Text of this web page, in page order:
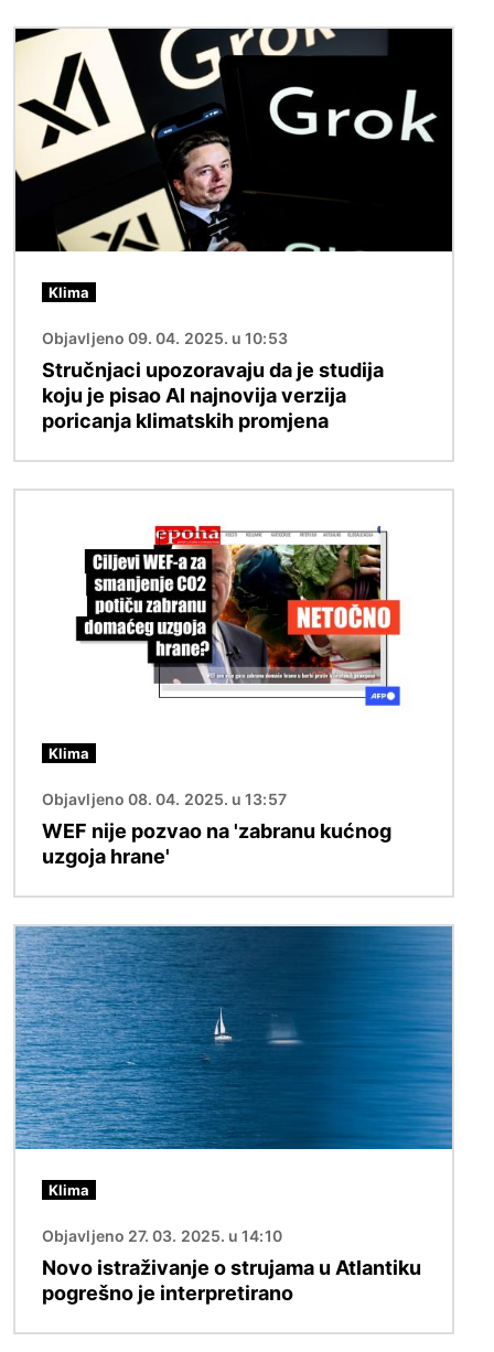
Slika
Klima
Objavljeno 09. 04. 2025. u 10:53
Stručnjaci upozoravaju da je studija
koju je pisao AI najnovija verzija
poricanja klimatskih promjena
Klima
Objavljeno 08. 04. 2025. u 13:57
WEF nije pozvao na 'zabranu kućnog
uzgoja hrane'
Slika
Klima
Objavljeno 27. 03. 2025. u 14:10
Novo istraživanje o strujama u Atlantiku
pogrešno je interpretirano